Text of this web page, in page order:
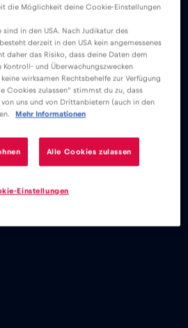
die Möglichkeit deine Cookie-Einstellungen
in den USA. Nach Judikatur des
derzeit in den USA kein angemessenes
daher das Risiko, dass deine Daten dem
Kontroll- und Überwachungszwecken
wirksamen Rechtsbehelfe zur Verfügung
Cookies zulassen“ stimmst du zu, dass
uns und von Drittanbietern (auch in den
Mehr Informationen
Alle Cookies zulassen
Einstellungen